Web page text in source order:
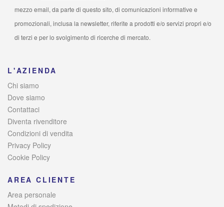
mezzo email, da parte di questo sito, di comunicazioni informative e
promozionali, inclusa la newsletter, riferite a prodotti e/o servizi propri e/o
di terzi e per lo svolgimento di ricerche di mercato.
L'AZIENDA
Chi siamo
Dove siamo
Contattaci
Diventa rivenditore
Condizioni di vendita
Privacy Policy
Cookie Policy
AREA CLIENTE
Area personale